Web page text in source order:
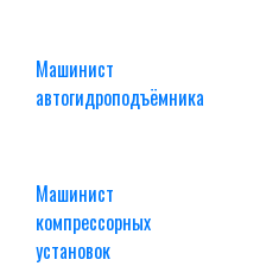
Машинист
автогидроподъёмника
Машинист
компрессорных
установок